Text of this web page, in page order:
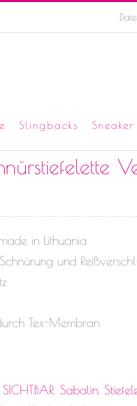
Slingbacks Sneaker
in Lithuania
und
Tex-Membran
,Sabalin ,